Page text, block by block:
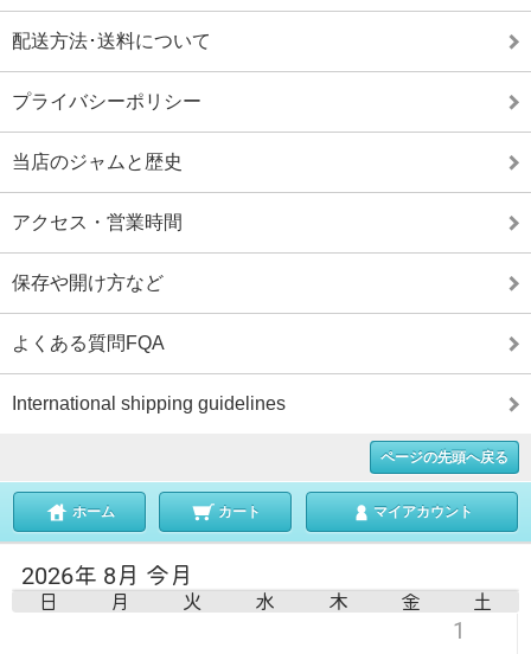
配送方法･送料について
プライバシーポリシー
当店のジャムと歴史
アクセス・営業時間
保存や開け方など
よくある質問FQA
International shipping guidelines
ページの先頭へ戻る
ホーム カート マイアカウント